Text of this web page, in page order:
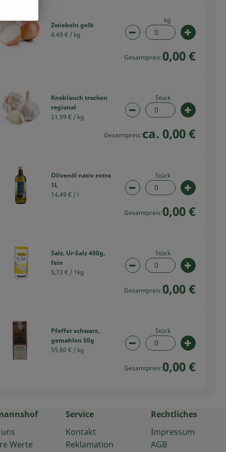
ändern
Zwiebeln gelb
4,49 € / kg
kg
Artikelanzahl
Gesamtpreis:0,00 €
ändern
Knoblauch trocken
regional
21,99 € / kg
Stück
Artikelanzahl
Gesamtpreis:ca. 0,00 €
ändern
Olivenöl nativ extra
1L
14,49 € / l
Stück
Artikelanzahl
Gesamtpreis:0,00 €
ändern
Salz, Ur-Salz 400g,
fein
5,73 € / 1kg
Stück
Artikelanzahl
Gesamtpreis:0,00 €
ändern
Pfeffer schwarz,
gemahlen 50g
59,80 € / kg
Stück
Artikelanzahl
Gesamtpreis:0,00 €
Werte
Service
Kontakt
Reklamation
Rechtliches
Impressum
AGB